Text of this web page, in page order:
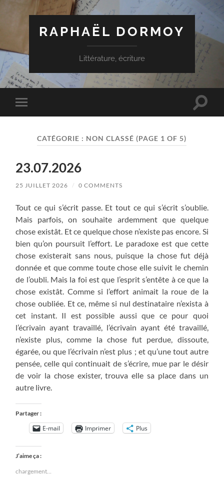
RAPHAËL DORMOY
Littérature, écriture
Toggle
mobile
Toggle
CATÉGORIE : NON CLASSÉ (PAGE 1 OF 5)
23.07.2026
25 JUILLET 2026 / 0 COMMENTS
Tout ce qui s’écrit passe. Et tout ce qui s’écrit s’oublie.
Mais parfois, on souhaite ardemment que quelque
chose existât. Et ce quelque chose n’existe pas encore. Si
bien qu’on poursuit l’effort. Le paradoxe est que cette
chose existerait sans nous, puisque la chose fut déjà
donnée et que comme toute chose elle suivit le chemin
de l’oubli. Mais la foi est que l’esprit s’entête à ce que la
chose existât. Comme si l’effort animait la roue de la
chose oubliée. Et ce, même si nul destinataire n’exista à
cet instant. Il est possible aussi que ce pour quoi
l’écrivain ayant travaillé, l’écrivain ayant été travaillé,
n’existe plus, comme la chose fut perdue, dissoute,
égarée, ou que l’écrivain n’est plus ; et qu’une tout autre
pensée, celle qui continuait de s’écrire, mue par le désir
de voir la chose exister, trouva elle sa place dans un
autre livre.
Partager :
E-mail Imprimer Plus
J’aime ça :
chargement…